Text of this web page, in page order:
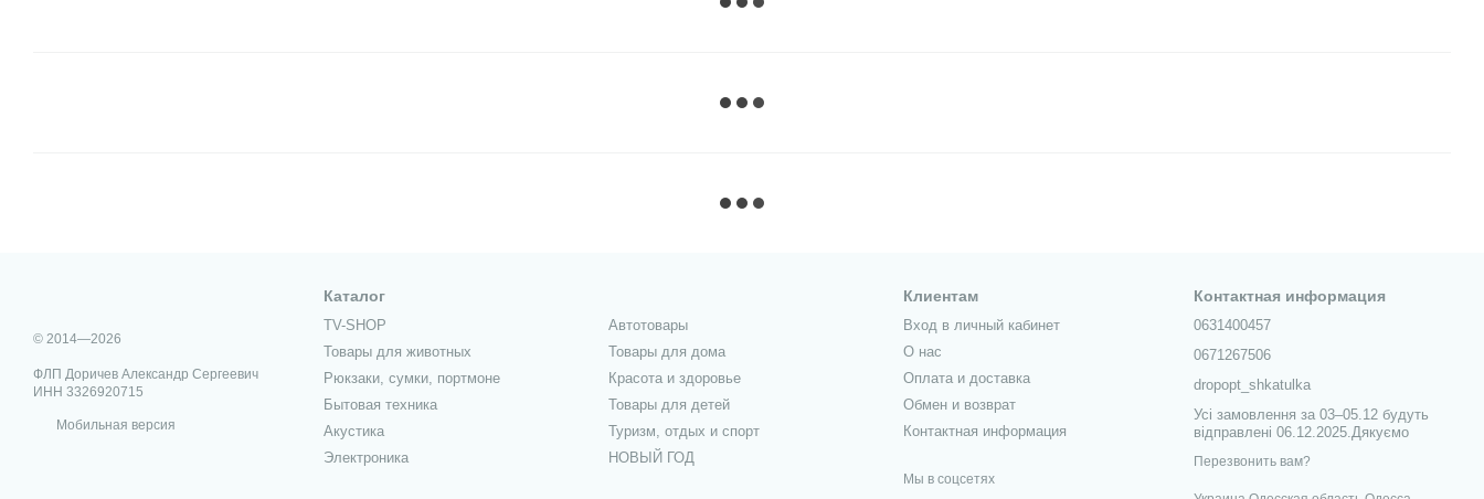
© 2014—2026
ФЛП Доричев Александр Сергеевич
ИНН 3326920715
Мобильная версия
Каталог
TV-SHOP
Товары для животных
Рюкзаки, сумки, портмоне
Бытовая техника
Акустика
Электроника
Автотовары
Товары для дома
Красота и здоровье
Товары для детей
Туризм, отдых и спорт
НОВЫЙ ГОД
Клиентам
Вход в личный кабинет
О нас
Оплата и доставка
Обмен и возврат
Контактная информация
Мы в соцсетях
Контактная информация
0631400457
0671267506
dropopt_shkatulka
Усі замовлення за 03–05.12 будуть
відправлені 06.12.2025.Дякуємо
Перезвонить вам?